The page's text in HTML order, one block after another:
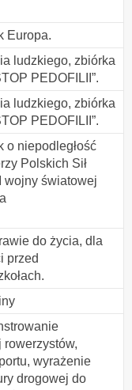
Europa.
ludzkiego, zbiórka
PEDOFILII”.
ludzkiego, zbiórka
PEDOFILII”.
o niepodległość
Polskich Sił
wojny światowej
do życia, dla
przed
wyrażenie
drogowej do